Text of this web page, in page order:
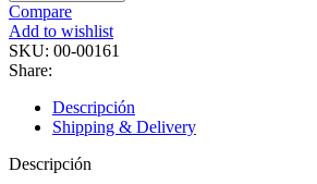
Compare
Add to wishlist
SKU: 00-00161
Share:
Descripción
Shipping & Delivery
Descripción